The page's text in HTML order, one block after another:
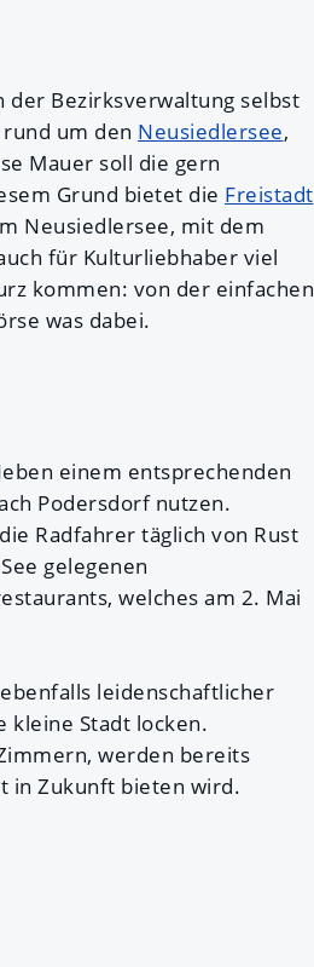
der Bezirksverwaltung selbst
um den Neusiedlersee,
Mauer soll die gern
Grund bietet die Freistadt
Neusiedlersee, mit dem
für Kulturliebhaber viel
kommen: von der einfachen
was dabei.
einem entsprechenden
Podersdorf nutzen.
Radfahrer täglich von Rust
gelegenen
welches am 2. Mai
leidenschaftlicher
kleine Stadt locken.
werden bereits
in Zukunft bieten wird.